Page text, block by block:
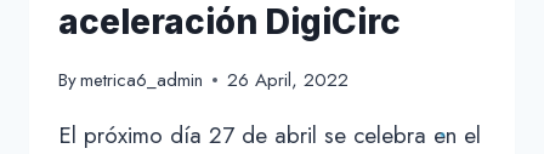
aceleración DigiCirc
Bymetrica6_admin 26 April, 2022
El próximo día 27 de abril se celebra en el